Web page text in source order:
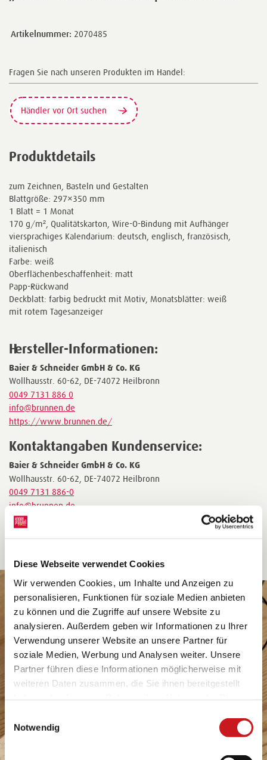
Diese Webseite verwendet Cookies
Wir verwenden Cookies, um Inhalte und Anzeigen zu
personalisieren, Funktionen für soziale Medien anbieten
zu können und die Zugriffe auf unsere Website zu
analysieren. Außerdem geben wir Informationen zu Ihrer
Verwendung unserer Website an unsere Partner für
soziale Medien, Werbung und Analysen weiter. Unsere
Partner führen diese Informationen möglicherweise mit
weiteren Daten zusammen, die Sie ihnen bereitgestellt
Datenschutzhinweisen
mehr darüber, wer wir sind, wie
personenbezogene Daten verarbeiten. Hier geht’s zum
Notwendig
Artikelnummer: 2070485
Fragen Sie nach unseren Produkten im Handel:
Händler vor Ort suchen
Produktdetails
zum Zeichnen, Basteln und Gestalten
Blattgröße: 297×350 mm
1 Blatt = 1 Monat
170 g/m², Qualitätskarton, Wire-O-Bindung mit Aufhänger
viersprachiges Kalendarium: deutsch, englisch, französisch,
italienisch
Farbe: weiß
Oberflächenbeschaffenheit: matt
Papp-Rückwand
Deckblatt: farbig bedruckt mit Motiv, Monatsblätter: weiß
mit rotem Tagesanzeiger
Hersteller-Informationen:
Baier & Schneider GmbH & Co. KG
Wollhausstr. 60-62, DE-74072 Heilbronn
0049 7131 886 0
info@brunnen.de
https://www.brunnen.de/
Kontaktangaben Kundenservice:
Baier & Schneider GmbH & Co. KG
Wollhausstr. 60-62, DE-74072 Heilbronn
0049 7131 886-0
info@brunnen.de
https://www.brunnen.de